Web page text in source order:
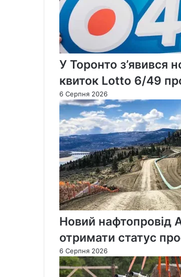
У Торонто з’явився
квиток Lotto 6/49
6 Серпня 2026
Новий нафтопровід
отримати статус
6 Серпня 2026